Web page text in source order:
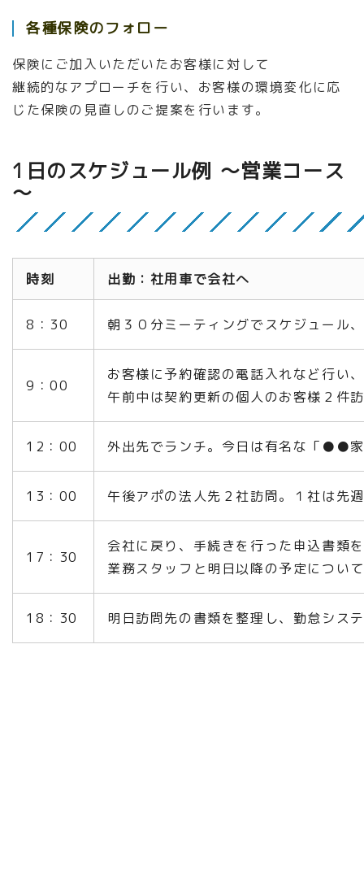
各種保険のフォロー
保険にご加入いただいたお客様に対して
継続的なアプローチを行い、お客様の環境変化に応
じた保険の見直しのご提案を行います。
1日のスケジュール例 ～営業コース
～
時刻 出勤：社用車で会社へ
8：30 朝３０分ミーティングでスケジュール
9：00
お客様に予約確認の電話入れなど行い
午前中は契約更新の個人のお客様 ２件
12：00 外出先でランチ。今日は有名な「●●
13：00 午後アポの法人先２社訪問。１社は先
17：30
会社に戻り、手続きを行った申込書類
業務スタッフと明日以降の予定につい
18：30 明日訪問先の書類を整理し、勤怠シス